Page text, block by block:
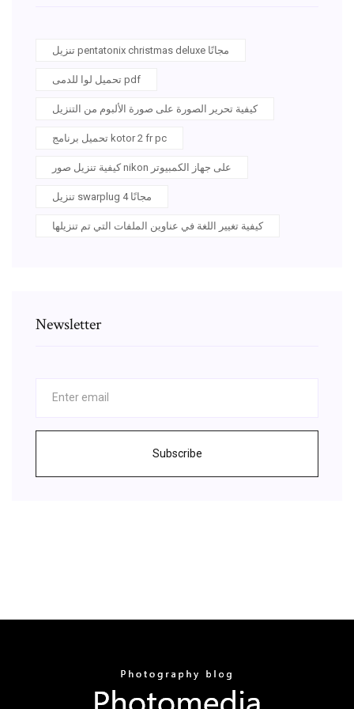
تنزيل pentatonix christmas deluxe مجانًا
تحميل لوا للدمى pdf
كيفية تحرير الصورة على صورة الألبوم من التنزيل
تحميل برنامج kotor 2 fr pc
كيفية تنزيل صور nikon على جهاز الكمبيوتر
تنزيل swarplug 4 مجانًا
كيفية تغيير اللغة في عناوين الملفات التي تم تنزيلها
Newsletter
Subscribe